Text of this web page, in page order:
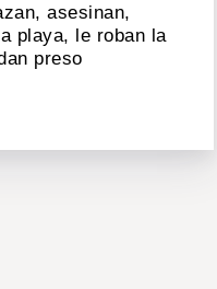
asesinan,
playa, le roban la
preso